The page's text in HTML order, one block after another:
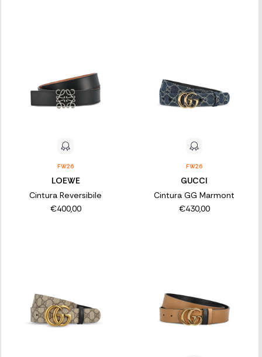
FW26
LOEWE
Cintura Reversibile
€400,00
FW26
GUCCI
Cintura GG Marmont
€430,00